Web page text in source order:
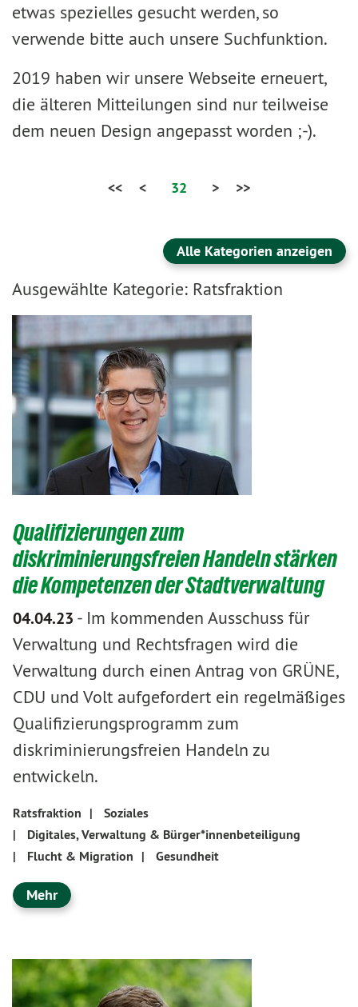
etwas spezielles gesucht werden, so
verwende bitte auch unsere Suchfunktion.
2019 haben wir unsere Webseite erneuert,
die älteren Mitteilungen sind nur teilweise
dem neuen Design angepasst worden ;-).
<< < 32 > >>
Alle Kategorien anzeigen
Ausgewählte Kategorie: Ratsfraktion
Qualifizierungen zum
diskriminierungsfreien Handeln stärken
die Kompetenzen der Stadtverwaltung
04.04.23 - Im kommenden Ausschuss für
Verwaltung und Rechtsfragen wird die
Verwaltung durch einen Antrag von GRÜNE,
CDU und Volt aufgefordert ein regelmäßiges
Qualifizierungsprogramm zum
diskriminierungsfreien Handeln zu
entwickeln.
Ratsfraktion |
Soziales
|
Digitales, Verwaltung & Bürger*innenbeteiligung
|
Flucht & Migration | Gesundheit
Mehr